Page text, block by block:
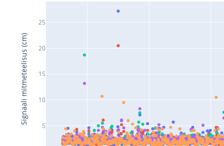
5
10
15
20
25
Signaali mitmeteelisus (cm)